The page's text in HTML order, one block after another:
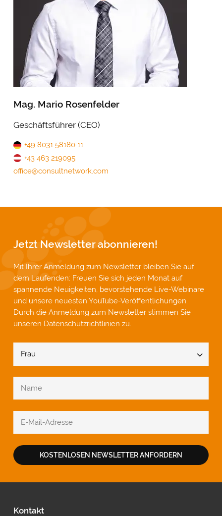
Mag. Mario Rosenfelder
Geschäftsführer (CEO)
+49 8031 58180 11
+43 463 219095
office@consultnetwork.com
Jetzt Newsletter abonnieren!
Mit Ihrer Anmeldung zum Newsletter bleiben Sie auf
dem Laufenden: Freuen Sie sich jeden Monat auf
spannende Neuigkeiten, bevorstehende Live-Webinare
und unsere neuesten YouTube-Veröffentlichungen.
Durch die Anmeldung zum Newsletter stimmen Sie
unseren Datenschutzrichtlinien zu.
KOSTENLOSEN NEWSLETTER ANFORDERN
Fußbereich
Kontakt